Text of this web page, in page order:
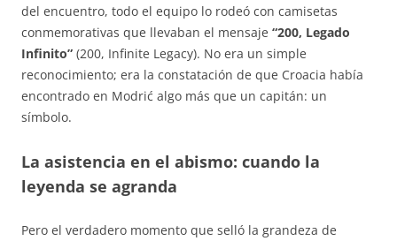
del encuentro, todo el equipo lo rodeó con camisetas
conmemorativas que llevaban el mensaje “200, Legado
Infinito” (200, Infinite Legacy). No era un simple
reconocimiento; era la constatación de que Croacia había
encontrado en Modrić algo más que un capitán: un
símbolo.
La asistencia en el abismo: cuando la
leyenda se agranda
Pero el verdadero momento que selló la grandeza de